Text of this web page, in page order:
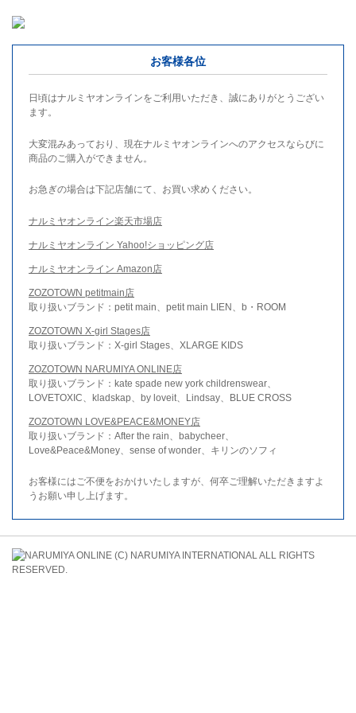
お客様各位
日頃はナルミヤオンラインをご利用いただき、誠にありがとうござい
ます。
大変混みあっており、現在ナルミヤオンラインへのアクセスならびに
商品のご購入ができません。
お急ぎの場合は下記店舗にて、お買い求めください。
ナルミヤオンライン楽天市場店
ナルミヤオンライン Yahoo!ショッピング店
ナルミヤオンライン Amazon店
ZOZOTOWN petitmain店
取り扱いブランド：petit main、petit main LIEN、b・ROOM
ZOZOTOWN X-girl Stages店
取り扱いブランド：X-girl Stages、XLARGE KIDS
ZOZOTOWN NARUMIYA ONLINE店
取り扱いブランド：kate spade new york childrenswear、
LOVETOXIC、kladskap、by loveit、Lindsay、BLUE CROSS
ZOZOTOWN LOVE&PEACE&MONEY店
取り扱いブランド：After the rain、babycheer、
Love&Peace&Money、sense of wonder、キリンのソフィ
お客様にはご不便をおかけいたしますが、何卒ご理解いただきますよ
うお願い申し上げます。